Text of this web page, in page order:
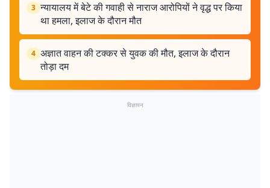
3 न्यायालय में बेटे की गवाही से नाराज आरोपियों ने वृद्ध पर किया
था हमला, इलाज के दौरान मौत
4 अज्ञात वाहन की टक्कर से युवक की मौत, इलाज के दौरान
तोड़ा दम
विज्ञापन